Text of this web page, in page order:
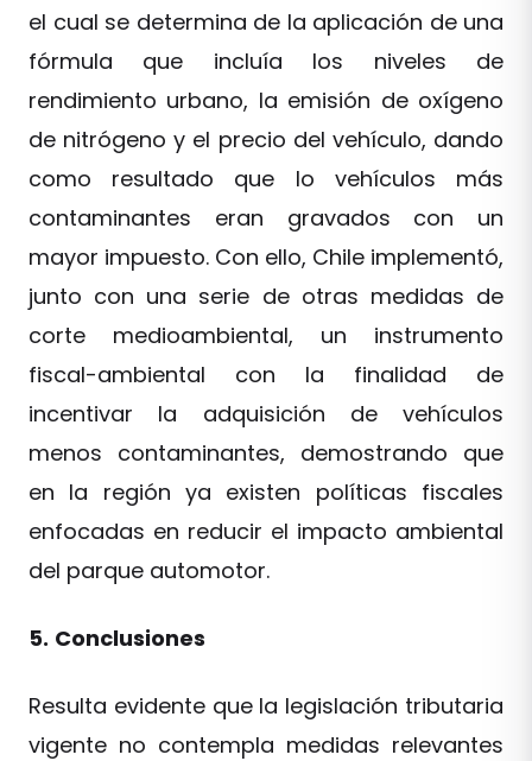
el cual se determina de la aplicación de una
fórmula que incluía los niveles de
rendimiento urbano, la emisión de oxígeno
de nitrógeno y el precio del vehículo, dando
como resultado que lo vehículos más
contaminantes eran gravados con un
mayor impuesto. Con ello, Chile implementó,
junto con una serie de otras medidas de
corte medioambiental, un instrumento
fiscal-ambiental con la finalidad de
incentivar la adquisición de vehículos
menos contaminantes, demostrando que
en la región ya existen políticas fiscales
enfocadas en reducir el impacto ambiental
del parque automotor.
5. Conclusiones
Resulta evidente que la legislación tributaria
vigente no contempla medidas relevantes